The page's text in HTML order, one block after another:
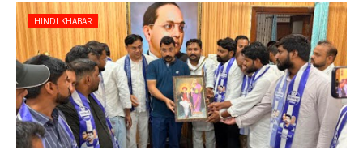
HINDI KHABAR